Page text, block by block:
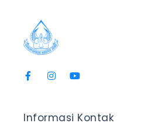
Informasi Kontak